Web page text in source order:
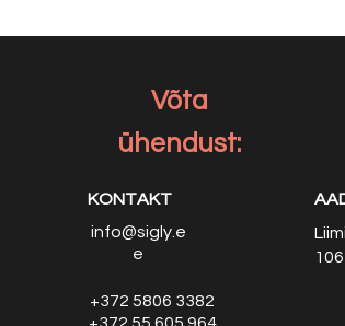
Võta
ühendust:
KONTAKT
info@sigly.e
e
+372 5806 3382